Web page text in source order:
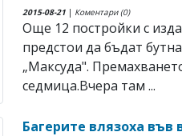
2015-08-21 | Коментари (0)
Още 12 постройки с
предстои да бъдат
„Максуда".
седмица.Вчера там ...
Багерите влязоха във